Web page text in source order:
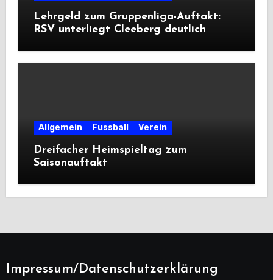
Lehrgeld zum Gruppenliga-Auftakt:
RSV unterliegt Cleeberg deutlich
Allgemein Fussball Verein
Dreifacher Heimspieltag zum
Saisonauftakt
Impressum/Datenschutzerklärung